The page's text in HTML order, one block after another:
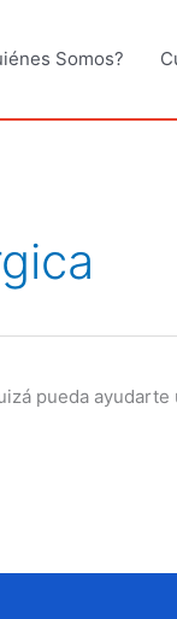
Somos?
pueda ayudarte